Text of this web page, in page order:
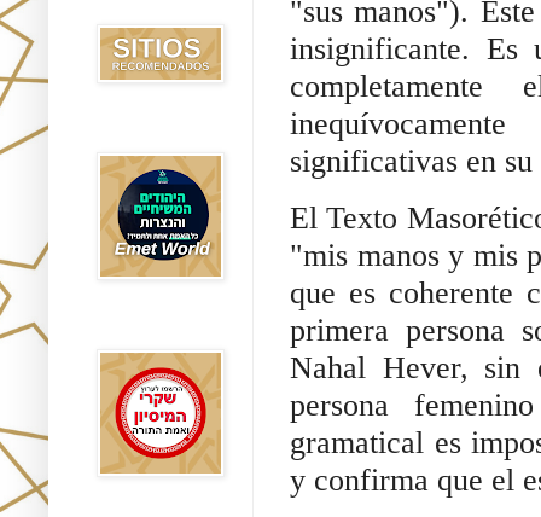
"sus manos").
insignificante. Es
significativas en
El Texto
"mis manos y mis
que es coherente
primera persona
Nahal Hever, sin
persona
gramatical es
y confirma que el